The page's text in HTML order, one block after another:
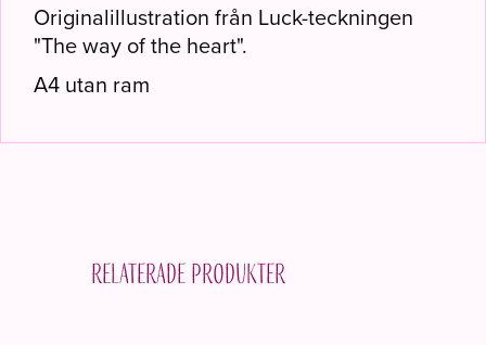
Originalillustration från Luck-teckningen
"The way of the heart".
A4 utan ram
Relaterade produkter